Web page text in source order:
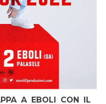
A EBOLI CON IL